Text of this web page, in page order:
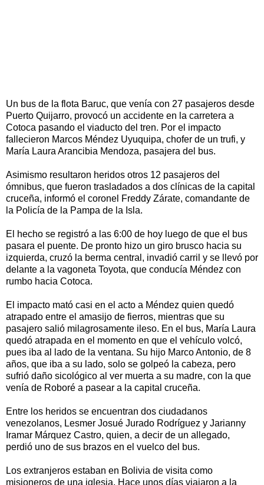
Un bus de la flota Baruc, que venía con 27 pasajeros desde
Puerto Quijarro, provocó un accidente en la carretera a
Cotoca pasando el viaducto del tren. Por el impacto
fallecieron Marcos Méndez Uyuquipa, chofer de un trufi, y
María Laura Arancibia Mendoza, pasajera del bus.
Asimismo resultaron heridos otros 12 pasajeros del
ómnibus, que fueron trasladados a dos clínicas de la capital
cruceña, informó el coronel Freddy Zárate, comandante de
la Policía de la Pampa de la Isla.
El hecho se registró a las 6:00 de hoy luego de que el bus
pasara el puente. De pronto hizo un giro brusco hacia su
izquierda, cruzó la berma central, invadió carril y se llevó por
delante a la vagoneta Toyota, que conducía Méndez con
rumbo hacia Cotoca.
El impacto mató casi en el acto a Méndez quien quedó
atrapado entre el amasijo de fierros, mientras que su
pasajero salió milagrosamente ileso. En el bus, María Laura
quedó atrapada en el momento en que el vehículo volcó,
pues iba al lado de la ventana. Su hijo Marco Antonio, de 8
años, que iba a su lado, solo se golpeó la cabeza, pero
sufrió daño sicológico al ver muerta a su madre, con la que
venía de Roboré a pasear a la capital cruceña.
Entre los heridos se encuentran dos ciudadanos
venezolanos, Lesmer Josué Jurado Rodríguez y Jarianny
Iramar Márquez Castro, quien, a decir de un allegado,
perdió uno de sus brazos en el vuelco del bus.
Los extranjeros estaban en Bolivia de visita como
misioneros de una iglesia. Hace unos días viajaron a la